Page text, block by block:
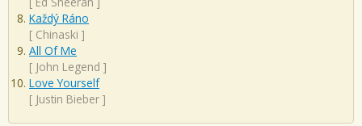
Každý Ráno
[ Chinaski ]
All Of Me
[ John Legend ]
Love Yourself
[ Justin Bieber ]